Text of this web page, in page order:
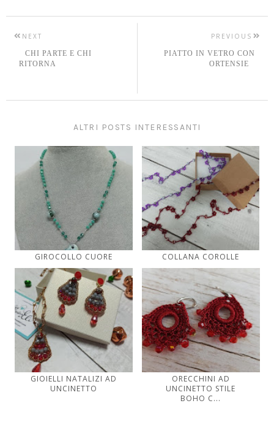
PREVIOUS
PIATTO IN VETRO CON
ORTENSIE
NEXT
CHI PARTE E CHI
RITORNA
ALTRI POSTS INTERESSANTI
GIROCOLLO CUORE COLLANA COROLLE
GIOIELLI NATALIZI AD
UNCINETTO
ORECCHINI AD
UNCINETTO STILE
BOHO C...